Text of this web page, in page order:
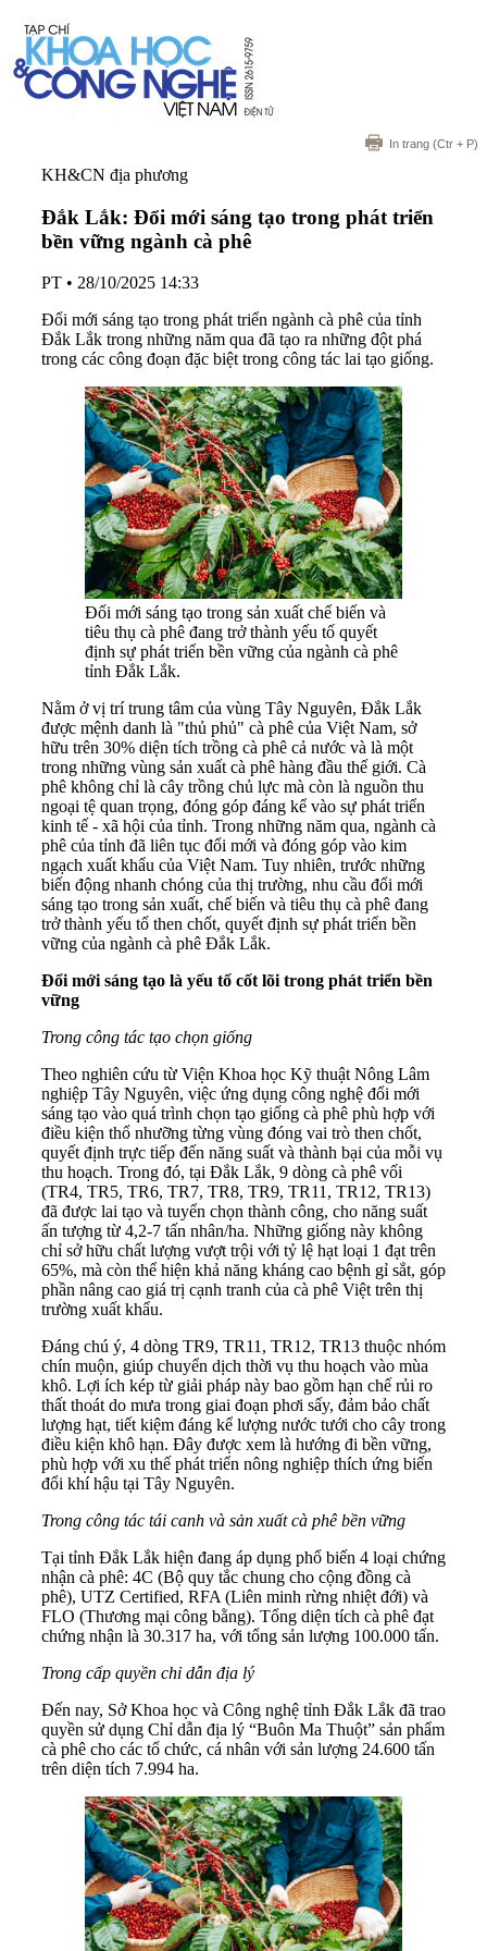
In trang (Ctr + P)
KH&CN địa phương
Đắk Lắk: Đổi mới sáng tạo trong phát triển
bền vững ngành cà phê
PT • 28/10/2025 14:33
Đổi mới sáng tạo trong phát triển ngành cà phê của tỉnh
Đắk Lắk trong những năm qua đã tạo ra những đột phá
trong các công đoạn đặc biệt trong công tác lai tạo giống.
Đổi mới sáng tạo trong sản xuất chế biến và
tiêu thụ cà phê đang trở thành yếu tố quyết
định sự phát triển bền vững của ngành cà phê
tỉnh Đắk Lắk.
Nằm ở vị trí trung tâm của vùng Tây Nguyên, Đắk Lắk
được mệnh danh là "thủ phủ" cà phê của Việt Nam, sở
hữu trên 30% diện tích trồng cà phê cả nước và là một
trong những vùng sản xuất cà phê hàng đầu thế giới. Cà
phê không chỉ là cây trồng chủ lực mà còn là nguồn thu
ngoại tệ quan trọng, đóng góp đáng kể vào sự phát triển
kinh tế - xã hội của tỉnh. Trong những năm qua, ngành cà
phê của tỉnh đã liên tục đổi mới và đóng góp vào kim
ngạch xuất khẩu của Việt Nam. Tuy nhiên, trước những
biến động nhanh chóng của thị trường, nhu cầu đổi mới
sáng tạo trong sản xuất, chế biến và tiêu thụ cà phê đang
trở thành yếu tố then chốt, quyết định sự phát triển bền
vững của ngành cà phê Đắk Lắk.
Đổi mới sáng tạo là yếu tố cốt lõi trong phát triển bền
vững
Trong công tác tạo chọn giống
Theo nghiên cứu từ Viện Khoa học Kỹ thuật Nông Lâm
nghiệp Tây Nguyên, việc ứng dụng công nghệ đổi mới
sáng tạo vào quá trình chọn tạo giống cà phê phù hợp với
điều kiện thổ nhưỡng từng vùng đóng vai trò then chốt,
quyết định trực tiếp đến năng suất và thành bại của mỗi vụ
thu hoạch. Trong đó, tại Đắk Lắk, 9 dòng cà phê vối
(TR4, TR5, TR6, TR7, TR8, TR9, TR11, TR12, TR13)
đã được lai tạo và tuyển chọn thành công, cho năng suất
ấn tượng từ 4,2-7 tấn nhân/ha. Những giống này không
chỉ sở hữu chất lượng vượt trội với tỷ lệ hạt loại 1 đạt trên
65%, mà còn thể hiện khả năng kháng cao bệnh gỉ sắt, góp
phần nâng cao giá trị cạnh tranh của cà phê Việt trên thị
trường xuất khẩu.
Đáng chú ý, 4 dòng TR9, TR11, TR12, TR13 thuộc nhóm
chín muộn, giúp chuyển dịch thời vụ thu hoạch vào mùa
khô. Lợi ích kép từ giải pháp này bao gồm hạn chế rủi ro
thất thoát do mưa trong giai đoạn phơi sấy, đảm bảo chất
lượng hạt, tiết kiệm đáng kể lượng nước tưới cho cây trong
điều kiện khô hạn. Đây được xem là hướng đi bền vững,
phù hợp với xu thế phát triển nông nghiệp thích ứng biến
đổi khí hậu tại Tây Nguyên.
Trong công tác tái canh và sản xuất cà phê bền vững
Tại tỉnh Đắk Lắk hiện đang áp dụng phổ biến 4 loại chứng
nhận cà phê: 4C (Bộ quy tắc chung cho cộng đồng cà
phê), UTZ Certified, RFA (Liên minh rừng nhiệt đới) và
FLO (Thương mại công bằng). Tổng diện tích cà phê đạt
chứng nhận là 30.317 ha, với tổng sản lượng 100.000 tấn.
Trong cấp quyền chỉ dẫn địa lý
Đến nay, Sở Khoa học và Công nghệ tỉnh Đắk Lắk đã trao
quyền sử dụng Chỉ dẫn địa lý “Buôn Ma Thuột” sản phẩm
cà phê cho các tổ chức, cá nhân với sản lượng 24.600 tấn
trên diện tích 7.994 ha.